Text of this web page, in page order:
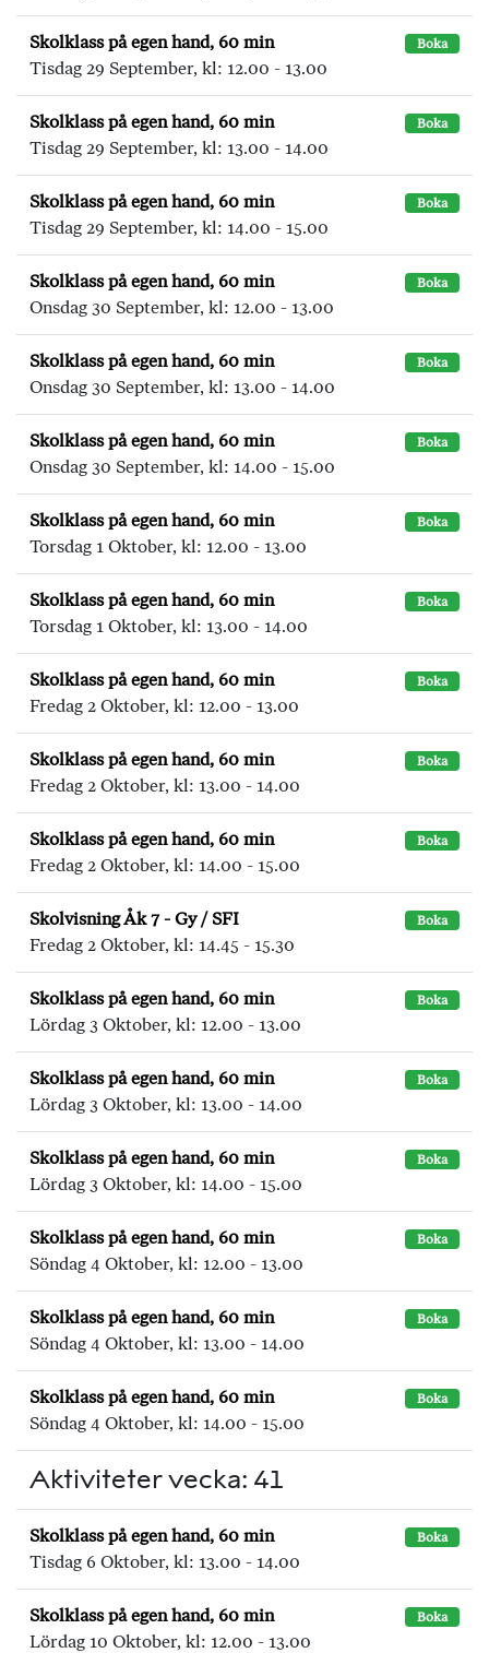
Skolklass på egen hand, 60 min Boka
Tisdag 29 September, kl: 12.00 - 13.00
Skolklass på egen hand, 60 min Boka
Tisdag 29 September, kl: 13.00 - 14.00
Skolklass på egen hand, 60 min Boka
Tisdag 29 September, kl: 14.00 - 15.00
Skolklass på egen hand, 60 min Boka
Onsdag 30 September, kl: 12.00 - 13.00
Skolklass på egen hand, 60 min Boka
Onsdag 30 September, kl: 13.00 - 14.00
Skolklass på egen hand, 60 min Boka
Onsdag 30 September, kl: 14.00 - 15.00
Skolklass på egen hand, 60 min Boka
Torsdag 1 Oktober, kl: 12.00 - 13.00
Skolklass på egen hand, 60 min Boka
Torsdag 1 Oktober, kl: 13.00 - 14.00
Skolklass på egen hand, 60 min Boka
Fredag 2 Oktober, kl: 12.00 - 13.00
Skolklass på egen hand, 60 min Boka
Fredag 2 Oktober, kl: 13.00 - 14.00
Skolklass på egen hand, 60 min Boka
Fredag 2 Oktober, kl: 14.00 - 15.00
Skolvisning Åk 7 - Gy / SFI Boka
Fredag 2 Oktober, kl: 14.45 - 15.30
Skolklass på egen hand, 60 min Boka
Lördag 3 Oktober, kl: 12.00 - 13.00
Skolklass på egen hand, 60 min Boka
Lördag 3 Oktober, kl: 13.00 - 14.00
Skolklass på egen hand, 60 min Boka
Lördag 3 Oktober, kl: 14.00 - 15.00
Skolklass på egen hand, 60 min Boka
Söndag 4 Oktober, kl: 12.00 - 13.00
Skolklass på egen hand, 60 min Boka
Söndag 4 Oktober, kl: 13.00 - 14.00
Skolklass på egen hand, 60 min Boka
Söndag 4 Oktober, kl: 14.00 - 15.00
Aktiviteter vecka: 41
Skolklass på egen hand, 60 min Boka
Tisdag 6 Oktober, kl: 13.00 - 14.00
Skolklass på egen hand, 60 min Boka
Lördag 10 Oktober, kl: 12.00 - 13.00